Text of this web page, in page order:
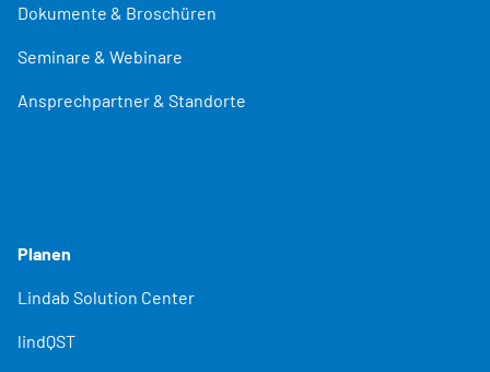
Dokumente & Broschüren
Seminare & Webinare
Ansprechpartner & Standorte
Planen
Lindab Solution Center
lindQST